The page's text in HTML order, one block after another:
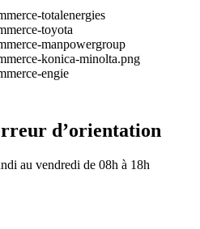
d’orientation
au vendredi de 08h à 18h